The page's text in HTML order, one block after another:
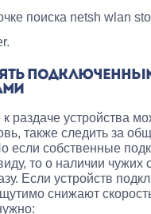
поиска netsh wlan
раздаче устройства
также следить за
если собственные
то о наличии чужих
Если устройств
снижают